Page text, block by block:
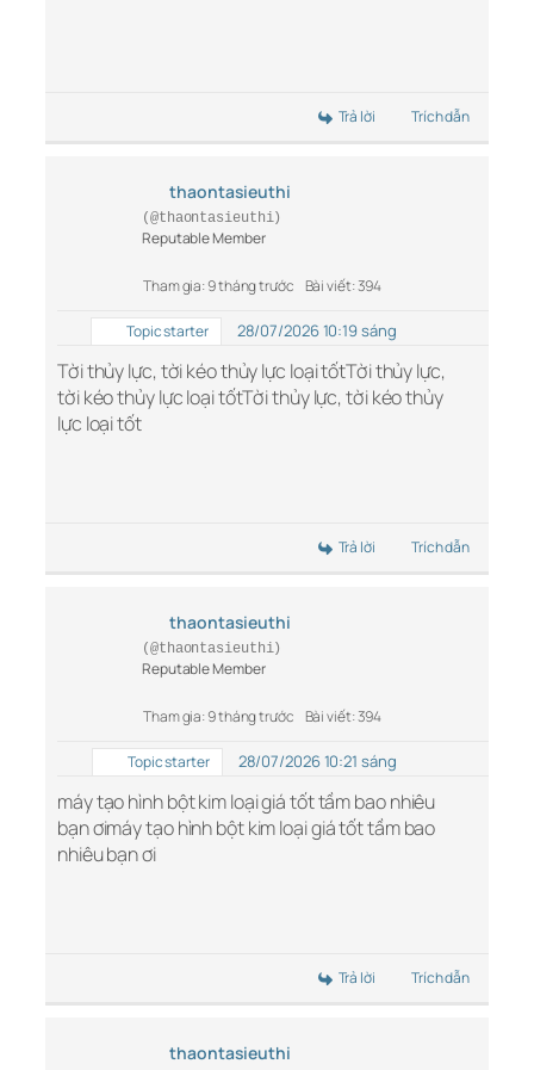
Trả lời Trích dẫn
thaontasieuthi
(@thaontasieuthi)
Reputable Member
Tham gia: 9 tháng trước Bài viết: 394
Topic starter 28/07/2026 10:19 sáng
Tời thủy lực, tời kéo thủy lực loại tốtTời thủy lực,
tời kéo thủy lực loại tốtTời thủy lực, tời kéo thủy
lực loại tốt
Trả lời Trích dẫn
thaontasieuthi
(@thaontasieuthi)
Reputable Member
Tham gia: 9 tháng trước Bài viết: 394
Topic starter 28/07/2026 10:21 sáng
máy tạo hình bột kim loại giá tốt tầm bao nhiêu
bạn ơimáy tạo hình bột kim loại giá tốt tầm bao
nhiêu bạn ơi
Trả lời Trích dẫn
thaontasieuthi